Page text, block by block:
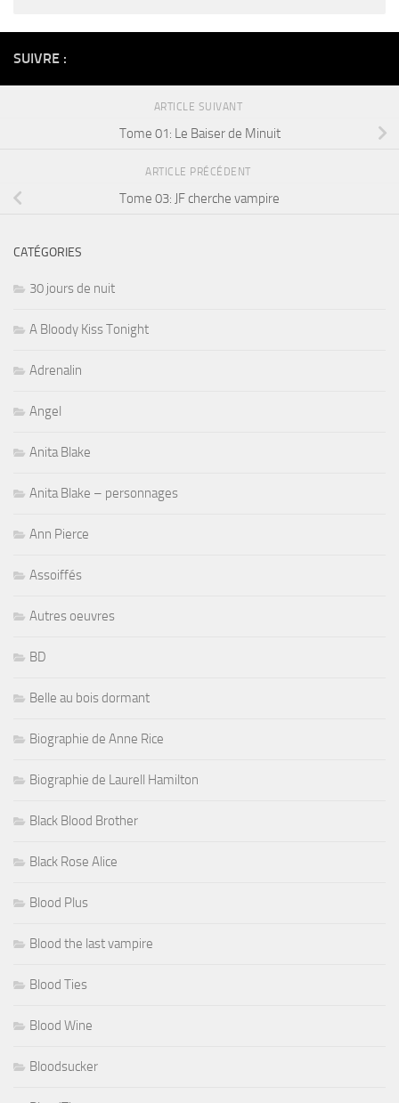
SUIVRE :
ARTICLE SUIVANT
Tome 01: Le Baiser de Minuit
ARTICLE PRÉCÉDENT
Tome 03: JF cherche vampire
CATÉGORIES
30 jours de nuit
A Bloody Kiss Tonight
Adrenalin
Angel
Anita Blake
Anita Blake – personnages
Ann Pierce
Assoiffés
Autres oeuvres
BD
Belle au bois dormant
Biographie de Anne Rice
Biographie de Laurell Hamilton
Black Blood Brother
Black Rose Alice
Blood Plus
Blood the last vampire
Blood Ties
Blood Wine
Bloodsucker